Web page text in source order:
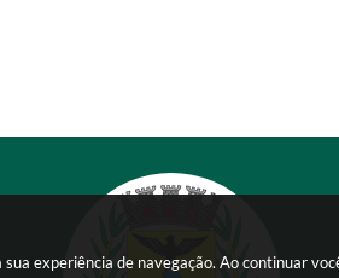
experiência de navegação. Ao continuar